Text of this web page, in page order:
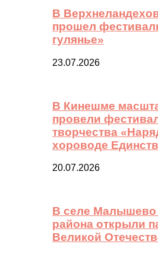
В
прошел
гулянье»
23.07.2026
В Кинешме
провели
творчества
хороводе
20.07.2026
В селе Малышево
района открыли
Великой